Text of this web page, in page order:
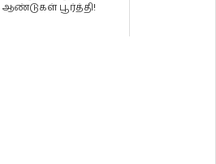
ஆண்டுகள் பூர்த்தி!